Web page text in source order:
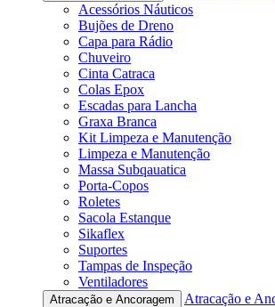
Acessórios Náuticos
Bujões de Dreno
Capa para Rádio
Chuveiro
Cinta Catraca
Colas Epox
Escadas para Lancha
Graxa Branca
Kit Limpeza e Manutenção
Limpeza e Manutenção
Massa Subqauatica
Porta-Copos
Roletes
Sacola Estanque
Sikaflex
Suportes
Tampas de Inspeção
Ventiladores
Atracação e Ancoragem
Atracação e